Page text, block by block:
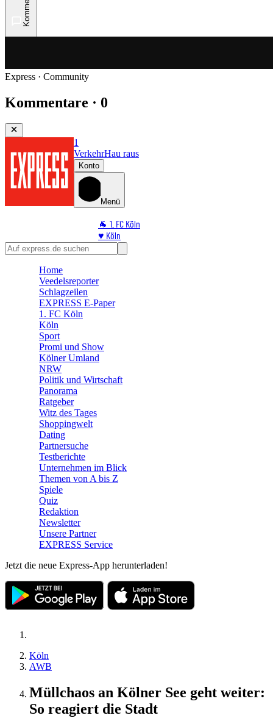
Express · Community
Kommentare · 0
1
VerkehrHau raus
Konto
Menü
🐐 1. FC Köln
♥️ Köln
⭐ Promi
🛒 Shoppingwelt
Home
Veedelsreporter
Schlagzeilen
EXPRESS E-Paper
1. FC Köln
Köln
Sport
Promi und Show
Kölner Umland
NRW
Politik und Wirtschaft
Panorama
Ratgeber
Witz des Tages
Shoppingwelt
Dating
Partnersuche
Testberichte
Unternehmen im Blick
Themen von A bis Z
Spiele
Quiz
Redaktion
Newsletter
Unsere Partner
EXPRESS Service
Jetzt die neue Express-App herunterladen!
Köln
AWB
Müllchaos an Kölner See geht weiter:
So reagiert die Stadt